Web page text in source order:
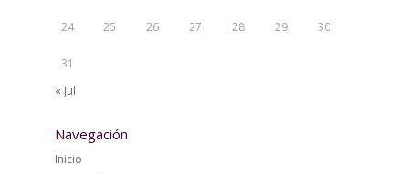
24 25 26 27 28 29 30
31
« Jul
Navegación
Inicio